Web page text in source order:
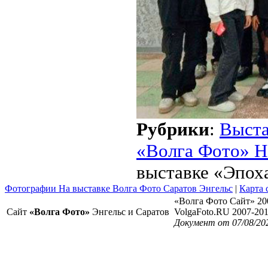
Рубрики:
«Волга Фото»
выставке
Фотографии На выставке Волга Фото Саратов Энгельс | Карта
Сайт «Волга Фото» Энгельс и Саратов
«Волга Фото Сайт»
VolgaFoto.RU 2007-
Документ от 07/08/